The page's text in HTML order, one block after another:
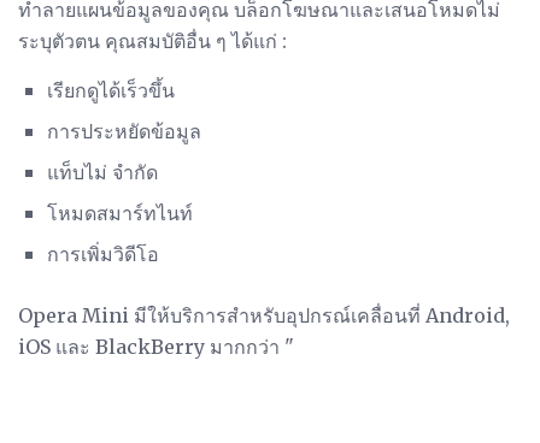
ทำลายแผนข้อมูลของคุณ บล็อกโฆษณาและเสนอโหมดไม่
ระบุตัวตน คุณสมบัติอื่น ๆ ได้แก่ :
เรียกดูได้เร็วขึ้น
การประหยัดข้อมูล
แท็บไม่ จำกัด
โหมดสมาร์ทไนท์
การเพิ่มวิดีโอ
Opera Mini มีให้บริการสำหรับอุปกรณ์เคลื่อนที่ Android,
iOS และ BlackBerry มากกว่า "